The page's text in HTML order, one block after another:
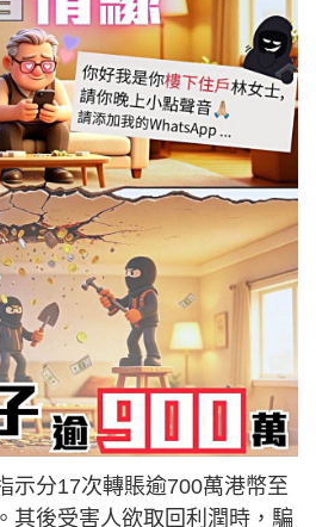
示分17次轉賬逾700萬港幣至
其後受害人欲取回利潤時，騙